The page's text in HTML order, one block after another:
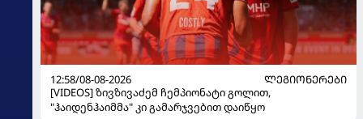
12:58/08-08-2026
ᲚᲔᲒᲘᲝᲜᲔᲠᲔᲑᲘ
[VIDEOS] ზივზივაძემ ჩემპიონატი გოლით,
"ჰაიდენჰაიმმა" კი გამარჯვებით დაიწყო